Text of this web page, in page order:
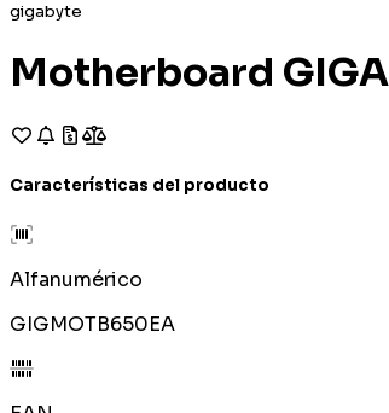
gigabyte
Motherboard
Características del producto
Alfanumérico
GIGMOTB650EA